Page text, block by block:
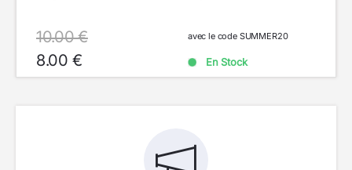
10.00 €
8.00 €
avec le code SUMMER20
En Stock